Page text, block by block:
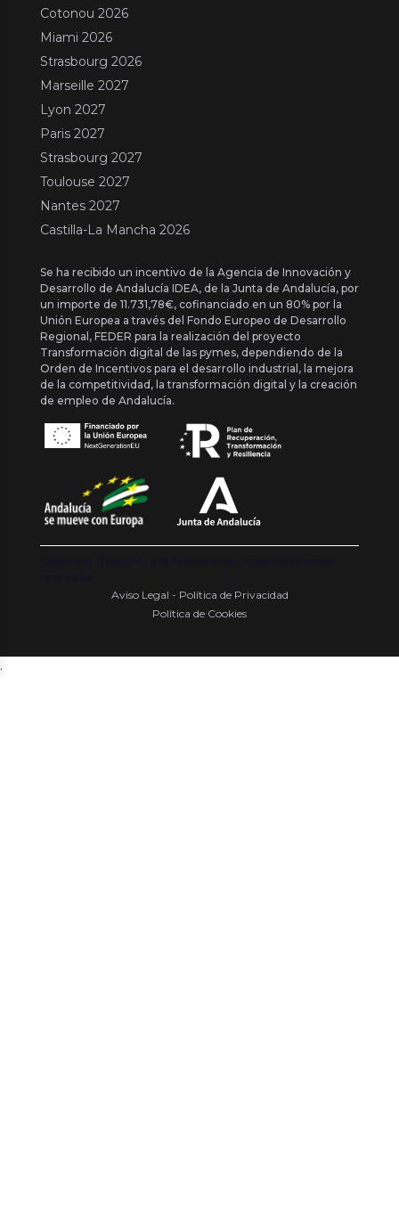
Cotonou 2026
Miami 2026
Strasbourg 2026
Marseille 2027
Lyon 2027
Paris 2027
Strasbourg 2027
Toulouse 2027
Nantes 2027
Castilla-La Mancha 2026
Se ha recibido un incentivo de la Agencia de Innovación y
Desarrollo de Andalucía IDEA, de la Junta de Andalucía, por
un importe de 11.731,78€, cofinanciado en un 80% por la
Unión Europea a través del Fondo Europeo de Desarrollo
Regional, FEDER para la realización del proyecto
Transformación digital de las pymes, dependiendo de la
Orden de Incentivos para el desarrollo industrial, la mejora
de la competitividad, la transformación digital y la creación
de empleo de Andalucía.
Copyright {{ date('Y') }} ® Franquishop. Todos los derechos
reservados
Aviso Legal - Política de Privacidad
Política de Cookies
.